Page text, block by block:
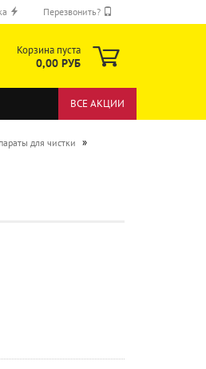
Перезвонить?
Корзина пуста
0,00 РУБ
ВСЕ АКЦИИ
для чистки »